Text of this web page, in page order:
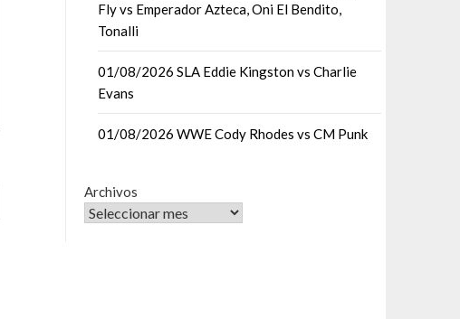
Fly vs Emperador Azteca, Oni El Bendito,
Tonalli
01/08/2026 SLA Eddie Kingston vs Charlie
Evans
01/08/2026 WWE Cody Rhodes vs CM Punk
Archivos